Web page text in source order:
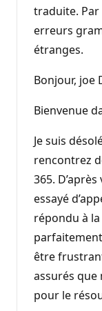
traduite. Par
erreurs
étranges.
Bonjour, joe
Bienvenue
Je suis
rencontrez
365.
essayé
répondu à la
être
assurés que
pour le